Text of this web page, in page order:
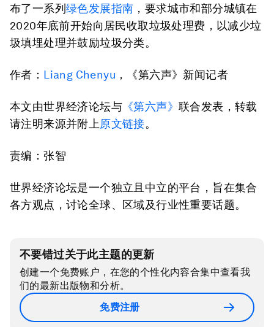
布了一系列绿色发展指南 ，要求城市和部分城镇在
2020年底前开始向居民收取垃圾处理费，以减少垃
圾填埋处理并鼓励垃圾分类。
作者： Liang Chenyu ，《第六声》新闻记者
本文由世界经济论坛与 《第六声》 联合发表，转载
请注明来源并附上原文链接。
责编：张智
世界经济论坛是一个独立且中立的平台，旨在集合
各方观点，讨论全球、区域及行业性重要话题。
不要错过关于此主题的更新
创建一个免费账户，在您的个性化内容合集中查看我
们的最新出版物和分析。
免费注册